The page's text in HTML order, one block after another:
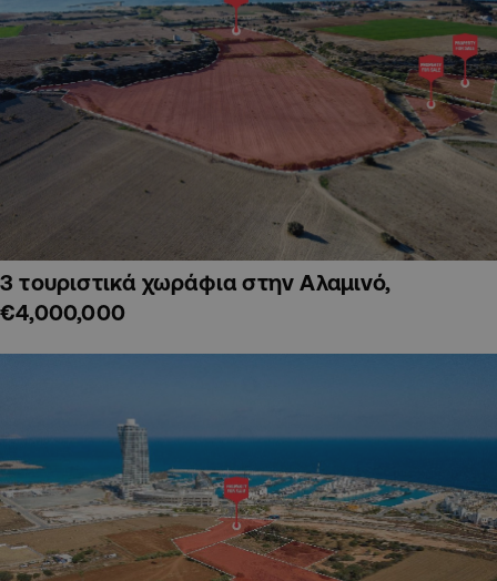
3 τουριστικά χωράφια στην Αλαμινό,
€4,000,000